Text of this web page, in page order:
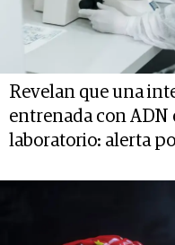
Revelan que una
entrenada con ADN
laboratorio: alerta